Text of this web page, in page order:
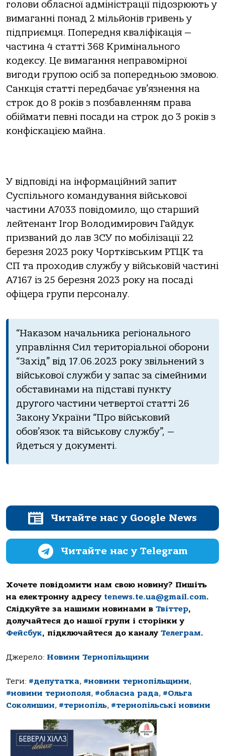
голови обласної адміністрації підозрюють у
вимаганні понад 2 мільйонів гривень у
підприємця. Попередня кваліфікація —
частина 4 статті 368 Кримінального
кодексу. Це вимагання неправомірної
вигоди групою осіб за попередньою змовою.
Санкція статті передбачає ув’язнення на
строк до 8 років з позбавленням права
обіймати певні посади на строк до 3 років з
конфіскацією майна.
У відповіді на інформаційний запит
Суспільного командування військової
частини А7033 повідомило, що старший
лейтенант Ігор Володимирович Гайдук
призваний до лав ЗСУ по мобілізації 22
березня 2023 року Чортківським РТЦК та
СП та проходив службу у військовій частині
А7167 із 25 березня 2023 року на посаді
офіцера групи персоналу.
“Наказом начальника регіонального
управління Сил територіальної оборони
“Захід” від 17.06.2023 року звільнений з
військової служби у запас за сімейними
обставинами на підставі пункту
другого частини четвертої статті 26
Закону України “Про військовий
обов’язок та військову службу”, —
йдеться у документі.
Читайте нас у Google News
Читайте нас у Telegram
Хочете повідомити нам свою новину? Пишіть
на електронну адресу tenews.te.ua@gmail.com.
Слідкуйте за нашими новинами в Твіттер,
долучайтеся до нашої групи і сторінки у
Фейсбук, підключайтеся до каналу Телеграм.
Джерело: Новини Тернопільщини
Теги: #депутатка, #новини тернопільщини,
#новини тернополя, #обласна рада, #Ольга
Соколишин, #тернопіль, #тернопільські новини